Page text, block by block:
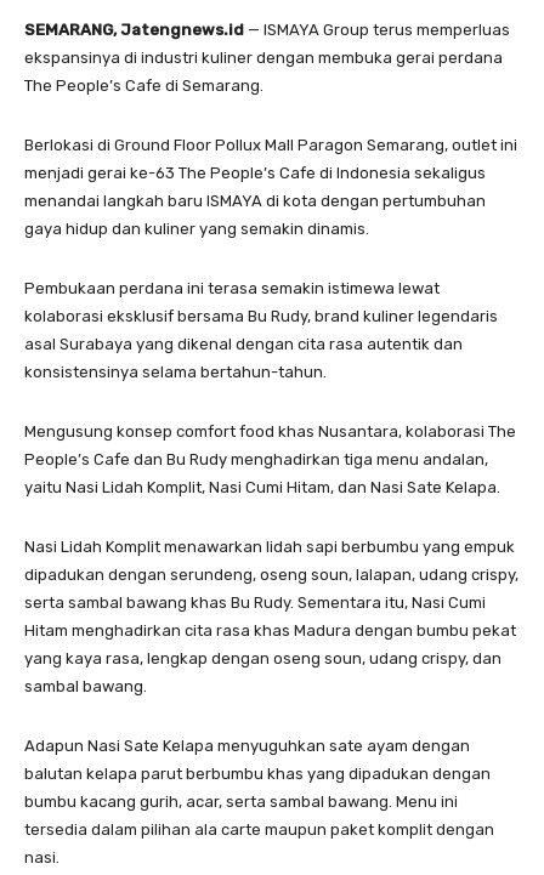
SEMARANG, Jatengnews.id — ISMAYA Group terus memperluas
ekspansinya di industri kuliner dengan membuka gerai perdana
The People’s Cafe di Semarang.
Berlokasi di Ground Floor Pollux Mall Paragon Semarang, outlet ini
menjadi gerai ke-63 The People’s Cafe di Indonesia sekaligus
menandai langkah baru ISMAYA di kota dengan pertumbuhan
gaya hidup dan kuliner yang semakin dinamis.
Pembukaan perdana ini terasa semakin istimewa lewat
kolaborasi eksklusif bersama Bu Rudy, brand kuliner legendaris
asal Surabaya yang dikenal dengan cita rasa autentik dan
konsistensinya selama bertahun-tahun.
Mengusung konsep comfort food khas Nusantara, kolaborasi The
People’s Cafe dan Bu Rudy menghadirkan tiga menu andalan,
yaitu Nasi Lidah Komplit, Nasi Cumi Hitam, dan Nasi Sate Kelapa.
Nasi Lidah Komplit menawarkan lidah sapi berbumbu yang empuk
dipadukan dengan serundeng, oseng soun, lalapan, udang crispy,
serta sambal bawang khas Bu Rudy. Sementara itu, Nasi Cumi
Hitam menghadirkan cita rasa khas Madura dengan bumbu pekat
yang kaya rasa, lengkap dengan oseng soun, udang crispy, dan
sambal bawang.
Adapun Nasi Sate Kelapa menyuguhkan sate ayam dengan
balutan kelapa parut berbumbu khas yang dipadukan dengan
bumbu kacang gurih, acar, serta sambal bawang. Menu ini
tersedia dalam pilihan ala carte maupun paket komplit dengan
nasi.